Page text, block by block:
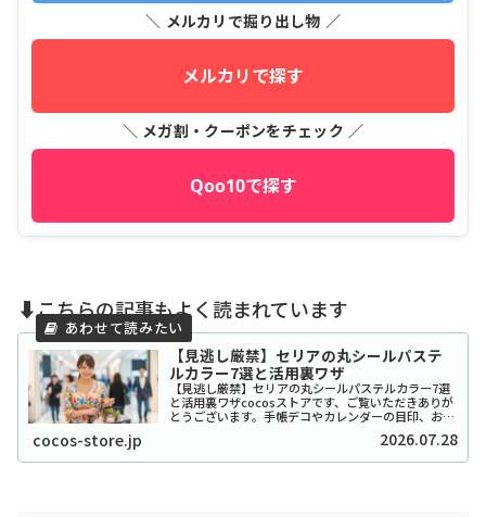
＼ メルカリで掘り出し物 ／
メルカリで探す
＼ メガ割・クーポンをチェック ／
Qoo10で探す
⬇️こちらの記事もよく読まれています
【見逃し厳禁】セリアの丸シールパステ
ルカラー7選と活用裏ワザ
【見逃し厳禁】セリアの丸シールパステルカラー7選
と活用裏ワザcocosストアです、ご覧いただきありが
とうございます。手帳デコやカレンダーの目印、お子
さんのシール貼り遊びなど、私たちの生活に欠かせな
い文房具といえば「丸シール」ですよね。中でも...
cocos-store.jp 2026.07.28